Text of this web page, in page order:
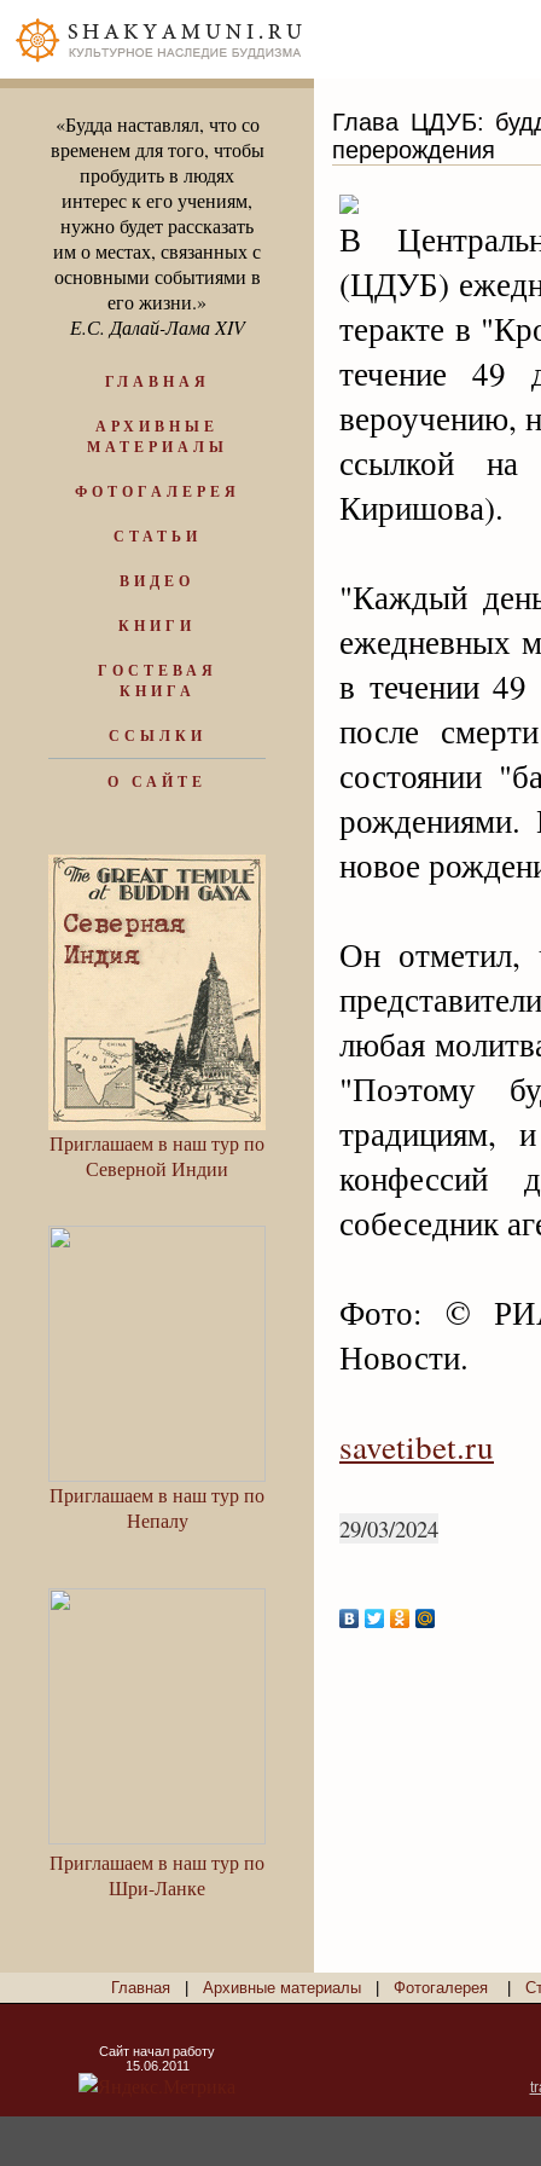
«Будда наставлял, что со
временем для того, чтобы
пробудить в людях
интерес к его учениям,
нужно будет рассказать
им о местах, связанных с
основными событиями в
его жизни.»
Е.С. Далай-Лама XIV
ГЛАВНАЯ
АРХИВНЫЕ
МАТЕРИАЛЫ
ФОТОГАЛЕРЕЯ
СТАТЬИ
ВИДЕО
КНИГИ
ГОСТЕВАЯ
КНИГА
ССЫЛКИ
О САЙТЕ
Приглашаем в наш тур по
Северной Индии
Приглашаем в наш тур по
Непалу
Приглашаем в наш тур по
Шри-Ланке
Глава ЦДУБ:
перерождения
В
(ЦДУБ)
теракте в
течение 49
вероучению,
ссылкой
Киришова).
"Каждый
ежедневных
в течении
после
состоянии
рождениями.
новое
Он отметил,
любая
"Поэтому
традициям,
конфессий
собеседник
Фото: ©
Новости.
savetibet.ru
29/03/2024
Главная Архивные материалы Фотогалерея
Сайт начал работу
15.06.2011